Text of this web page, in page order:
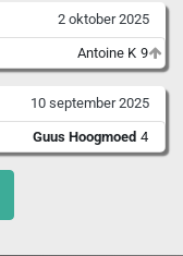
2 oktober 2025
Antoine K 9
10 september 2025
Guus Hoogmoed 4